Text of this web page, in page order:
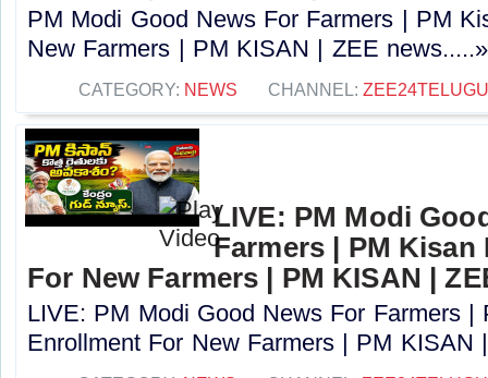
PM Modi Good News For Farmers | PM
New Farmers | PM KISAN | ZEE
CATEGORY: NEWS CHANNEL:
LIVE: PM Modi
Farmers | PM
For New Farmers | PM KISAN |
LIVE: PM Modi Good News For Farmers |
Enrollment For New Farmers | PM KISAN